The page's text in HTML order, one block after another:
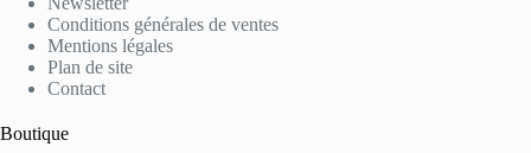
Conditions générales de ventes
Mentions légales
Plan de site
Contact
Boutique